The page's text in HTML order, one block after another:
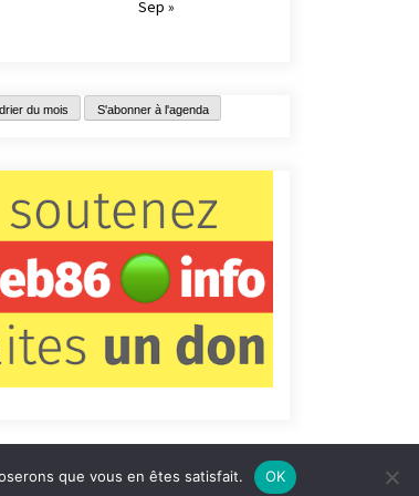
Sep »
du mois S'abonner à l'agenda
sommes-nous ? Informations légales
que vous en êtes satisfait. OK